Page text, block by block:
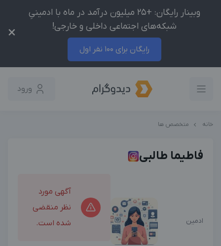
وبینار رایگان: +25 میلیون درآمد در ماه با ادمینیِ
شبکه‌های اجتماعی داخلی و خارجی!
رایگان برای 100 نفر اول
×
ورود
خانه متخصص ها
فاطیما طالبی
ادمین
آگهی مورد
نظر منقضی
شده است.